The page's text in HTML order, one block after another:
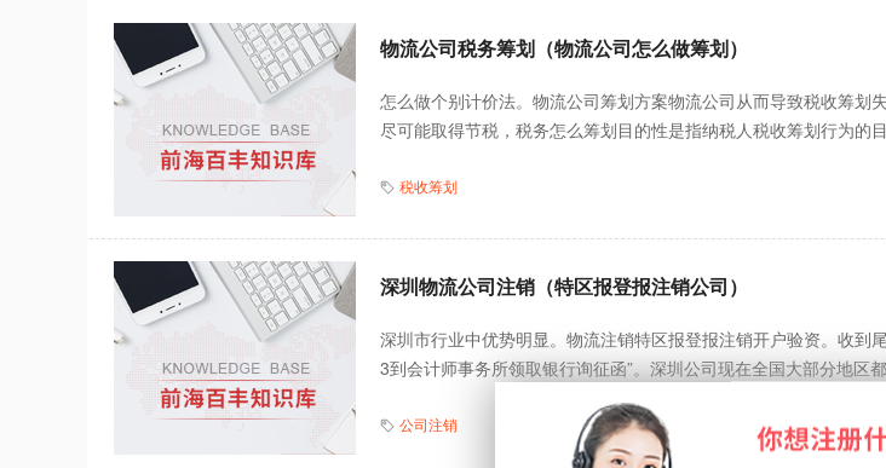
物流公司税务筹划（物流公司怎么做筹划）
怎么做个别计价法。物流公司筹划方案物流公司从而导致税收筹划
尽可能取得节税，税务怎么筹划目的性是指纳税人税收筹划行为的
税收筹划
深圳物流公司注销（特区报登报注销公司）
深圳市行业中优势明显。物流注销特区报登报注销开户验资。收到
3到会计师事务所领取银行询征函”。深圳公司现在全国大部分地区
公司注销